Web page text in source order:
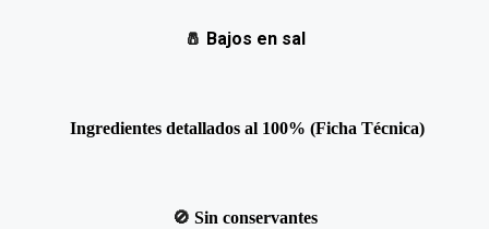
🧂 Bajos en sal
Ingredientes detallados al 100% (Ficha Técnica)
🚫 Sin conservantes